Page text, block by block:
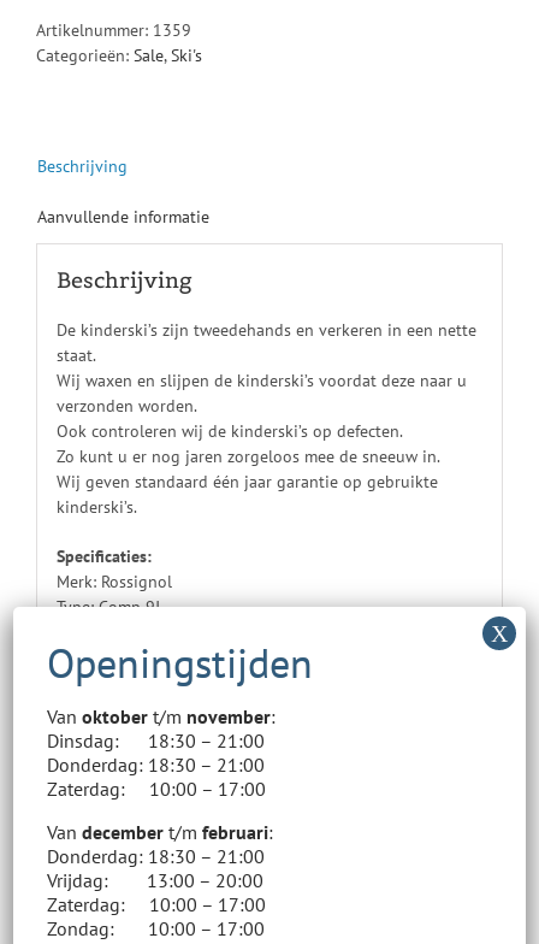
Artikelnummer: 1359
Categorieën: Sale,Ski's
Beschrijving
Aanvullende informatie
Beschrijving
De kinderski’s zijn tweedehands en verkeren in een nette
staat.
Wij waxen en slijpen de kinderski’s voordat deze naar u
verzonden worden.
Ook controleren wij de kinderski’s op defecten.
Zo kunt u er nog jaren zorgeloos mee de sneeuw in.
Wij geven standaard één jaar garantie op gebruikte
kinderski’s.
Specificaties:
Merk: Rossignol
Type: Comp 9J
Stijl: All-mountain
Zie ook het tabje “extra informatie” voor meer informatie.
Tip!
Zoom in op de foto om de staat van de kinderski’s
beter te zien.
Verhuur
U kunt deze kinderski’s ook voordelig bij ons huren.
Voor meer informatie:Klikhier
Winkelvoorraad
Ons online aanbod staat los van ons assortiment in de
Vanoktober t/m november:
Dinsdag: 18:30 – 21:00
Donderdag: 18:30 – 21:00
Zaterdag: 10:00 – 17:00
Vandecember t/mfebruari:
Donderdag: 18:30 – 21:00
Vrijdag: 13:00 – 20:00
Zaterdag: 10:00 – 17:00
Zondag: 10:00 – 17:00